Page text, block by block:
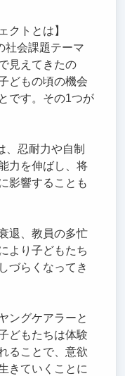
クトとは】
社会課題テーマ
見えてきたの
どもの頃の機会
です。その1つが
、忍耐力や自制
力を伸ばし、将
影響することも
退、教員の多忙
より子どもたち
づらくなってき
ングケアラーと
どもたちは体験
ることで、意欲
きていくことに